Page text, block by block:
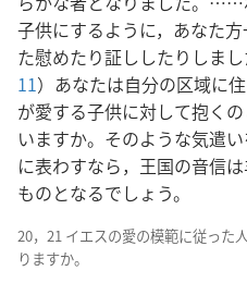
子供にするように，あなた
た慰めたり証ししたりしま
11）あなたは自分の区域に
が愛する子供に対して抱く
いますか。そのような気遣
に表わすなら，王国の音信
ものとなるでしょう。
20，21 イエスの愛の模範に従った
りますか。